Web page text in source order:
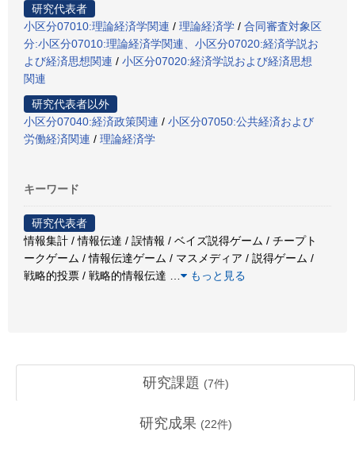
研究代表者
小区分07010:理論経済学関連 / 理論経済学 / 合同審査対象区
分:小区分07010:理論経済学関連、小区分07020:経済学説お
よび経済思想関連 / 小区分07020:経済学説および経済思想
関連
研究代表者以外
小区分07040:経済政策関連 / 小区分07050:公共経済および
労働経済関連 / 理論経済学
キーワード
研究代表者
情報集計 / 情報伝達 / 誤情報 / ベイズ説得ゲーム / チープト
ークゲーム / 情報伝達ゲーム / マスメディア / 説得ゲーム /
戦略的投票 / 戦略的情報伝達
もっと見る
研究課題 (7件)
研究成果 (22件)